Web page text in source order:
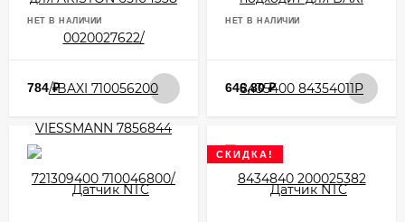
НЕТ В НАЛИЧИИ
784₽
НЕТ В НАЛИЧИИ
646,80₽
СКИДКА!